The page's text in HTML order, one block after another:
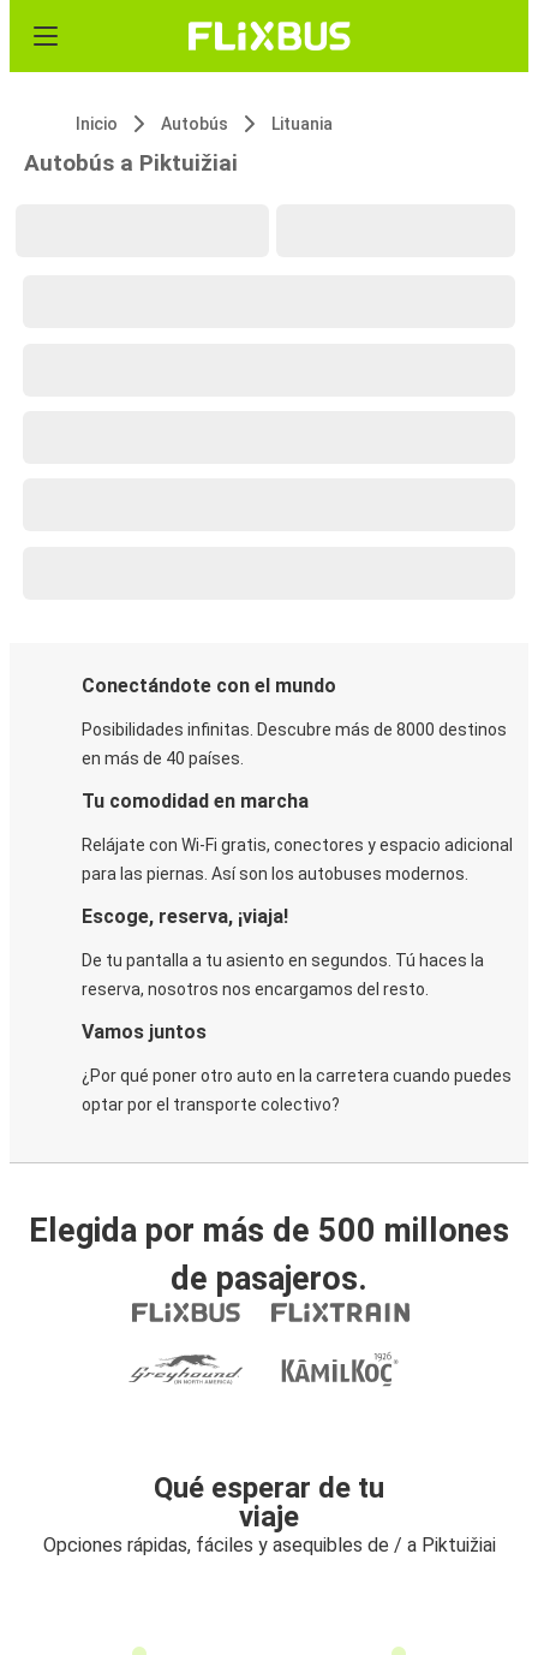
Inicio Autobús Lituania
Autobús a Piktuižiai
Conectándote con el mundo
Posibilidades infinitas. Descubre más de 8000 destinos
en más de 40 países.
Tu comodidad en marcha
Relájate con Wi-Fi gratis, conectores y espacio adicional
para las piernas. Así son los autobuses modernos.
Escoge, reserva, ¡viaja!
De tu pantalla a tu asiento en segundos. Tú haces la
reserva, nosotros nos encargamos del resto.
Vamos juntos
¿Por qué poner otro auto en la carretera cuando puedes
optar por el transporte colectivo?
Elegida por más de 500 millones
de pasajeros.
Qué esperar de tu
viaje
Opciones rápidas, fáciles y asequibles de / a Piktuižiai